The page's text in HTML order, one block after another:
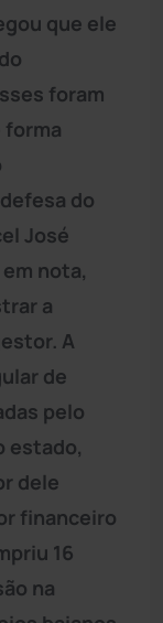
que ele
foram
forma
do
José
nota,
a
A
de
pelo
estado,
dele
financeiro
16
na